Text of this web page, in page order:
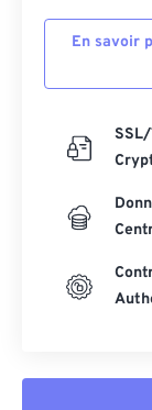
En savoir
SSL/